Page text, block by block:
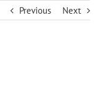
Previous Next